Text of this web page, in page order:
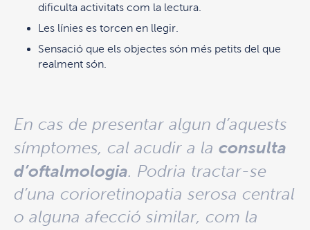
dificulta activitats com la lectura.
Les línies es torcen en llegir.
Sensació que els objectes són més petits del que
realment són.
En cas de presentar algun d’aquests
símptomes, cal acudir a la consulta
d’oftalmologia. Podria tractar-se
d’una corioretinopatia serosa central
o alguna afecció similar, com la